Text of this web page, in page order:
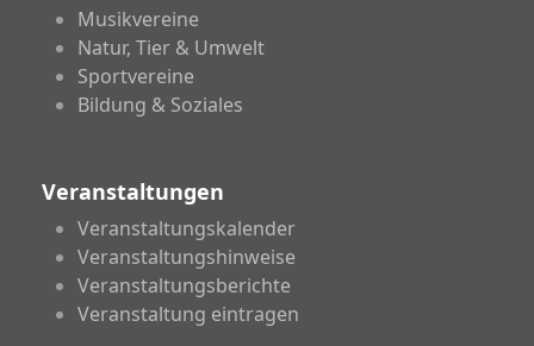
Musikvereine
Natur, Tier & Umwelt
Sportvereine
Bildung & Soziales
Veranstaltungen
Veranstaltungskalender
Veranstaltungshinweise
Veranstaltungsberichte
Veranstaltung eintragen